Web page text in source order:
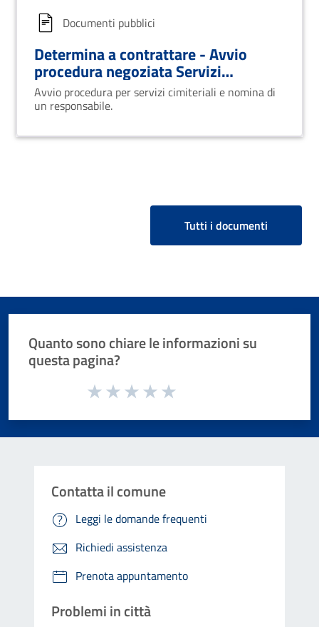
Documenti pubblici
Determina a contrattare - Avvio
procedura negoziata Servizi
Cimiteriali
Avvio procedura per servizi cimiteriali e nomina di
un responsabile.
Tutti i documenti
Quanto sono chiare le informazioni su
questa pagina?
Valuta da 1 a 5 stelle la pagina
Contatta il comune
Leggi le domande frequenti
Richiedi assistenza
Prenota appuntamento
Problemi in città